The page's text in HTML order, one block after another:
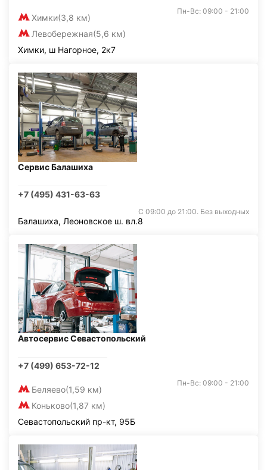
Химки(3,8 км)
Левобережная(5,6 км)
Пн-Вс: 09:00 - 21:00
Химки, ш Нагорное, 2к7
Сервис Балашиха
+7 (495) 431-63-63
С 09:00 до 21:00. Без выходных
Балашиха, Леоновское ш. вл.8
Автосервис Севастопольский
+7 (499) 653-72-12
Беляево(1,59 км)
Коньково(1,87 км)
Пн-Вс: 09:00 - 21:00
Севастопольский пр-кт, 95Б